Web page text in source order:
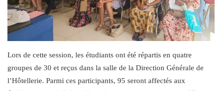
Lors de cette session, les étudiants ont été répartis en quatre
groupes de 30 et reçus dans la salle de la Direction Générale de
l’Hôtellerie. Parmi ces participants, 95 seront affectés aux